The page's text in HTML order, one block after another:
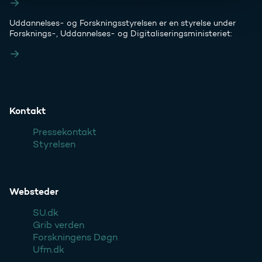
Uddannelses- og Forskningsstyrelsen er en styrelse under
Forsknings-, Uddannelses- og Digitaliseringsministeriet:
Kontakt
Pressekontakt
Styrelsen
Websteder
SU.dk
Grib verden
Forskningens Døgn
Ufm.dk